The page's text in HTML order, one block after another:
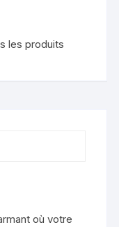
les produits
où votre